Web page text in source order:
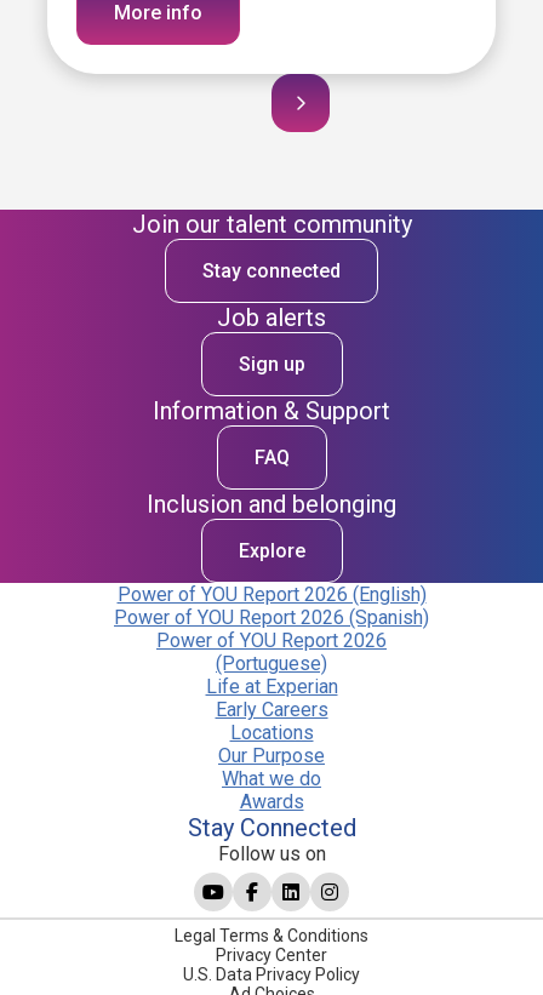
More info
Join our talent community
Stay connected
Job alerts
Sign up
Information & Support
FAQ
Inclusion and belonging
Explore
Power of YOU Report 2026 (English)
Power of YOU Report 2026 (Spanish)
Power of YOU Report 2026
(Portuguese)
Life at Experian
Early Careers
Locations
Our Purpose
What we do
Awards
Stay Connected
Follow us on
Legal Terms & Conditions
Privacy Center
U.S. Data Privacy Policy